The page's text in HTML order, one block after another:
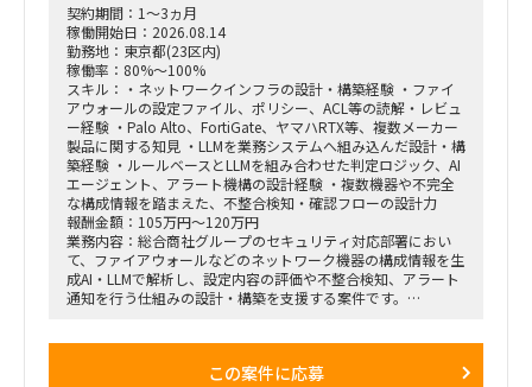
性が良い。1〜2ヶ月でガッツリ作り込み、担当が1人抜けても
成立する状態にしたい。
契約期間：1～3ヵ月
稼働開始日：2026.08.14
勤務地：東京都(23区内)
稼働率：80%～100%
スキル：・ネットワークインフラの設計・構築経験 ・ファイ
アウォールの設定ファイル、ポリシー、ACL等の読解・レビュ
ー経験 ・Palo Alto、FortiGate、ヤマハRTX等、複数メーカー
製品に関する知見 ・LLMを業務システムへ組み込んだ設計・構
築経験 ・ルールベースとLLMを組み合わせた判定ロジック、AI
エージェント、アラート機構の設計経験 ・複数機器や不完全
な構成情報を踏まえた、不整合検知・確認フローの設計力
報酬金額：105万円～120万円
業務内容：総合商社グループのセキュリティ対応部署におい
て、ファイアウォールなどのネットワーク機器の構成情報を生
成AI・LLMで解析し、設定内容の評価や不整合検知、アラート
通知を行う仕組みの設計・構築を支援する案件です。
ィ上の問題や設定不備を検出できるAIエージェントの開発を想
この案件に応募